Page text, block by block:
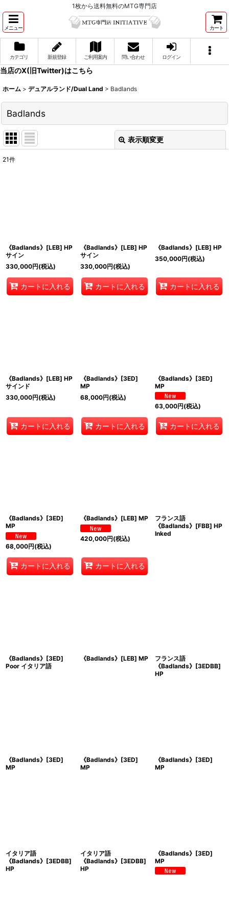
1枚から送料無料のMTG専門店
メニュー カート
カテゴリ 新規登録 ご利用案内 問い合わせ ログイン
当店のX(旧Twitter)はこちら
ホーム > デュアルランド/Dual Land > Badlands
Badlands
表示順変更
21件
《Badlands》[LEB] HP
サイン
330,000円(税込)
カートに入れる
《Badlands》[LEB] HP
サイン
330,000円(税込)
カートに入れる
《Badlands》[LEB] HP
350,000円(税込)
カートに入れる
《Badlands》[LEB] HP
サインド
330,000円(税込)
カートに入れる
《Badlands》[3ED]
MP
68,000円(税込)
カートに入れる
《Badlands》[3ED]
MP
63,000円(税込)
カートに入れる
《Badlands》[3ED]
MP
68,000円(税込)
カートに入れる
《Badlands》[LEB] MP
420,000円(税込)
カートに入れる
フランス語
《Badlands》[FBB] HP
Inked
《Badlands》[3ED]
Poor イタリア語
《Badlands》[LEB] MP
フランス語
《Badlands》[3EDBB]
HP
《Badlands》[3ED]
MP
《Badlands》[3ED]
MP
《Badlands》[3ED]
MP
イタリア語
《Badlands》[3EDBB]
HP
イタリア語
《Badlands》[3EDBB]
HP
《Badlands》[3ED]
MP